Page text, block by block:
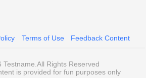
Terms of Use Feedback Content
Testname.All Rights Reserved
is provided for fun purposes only